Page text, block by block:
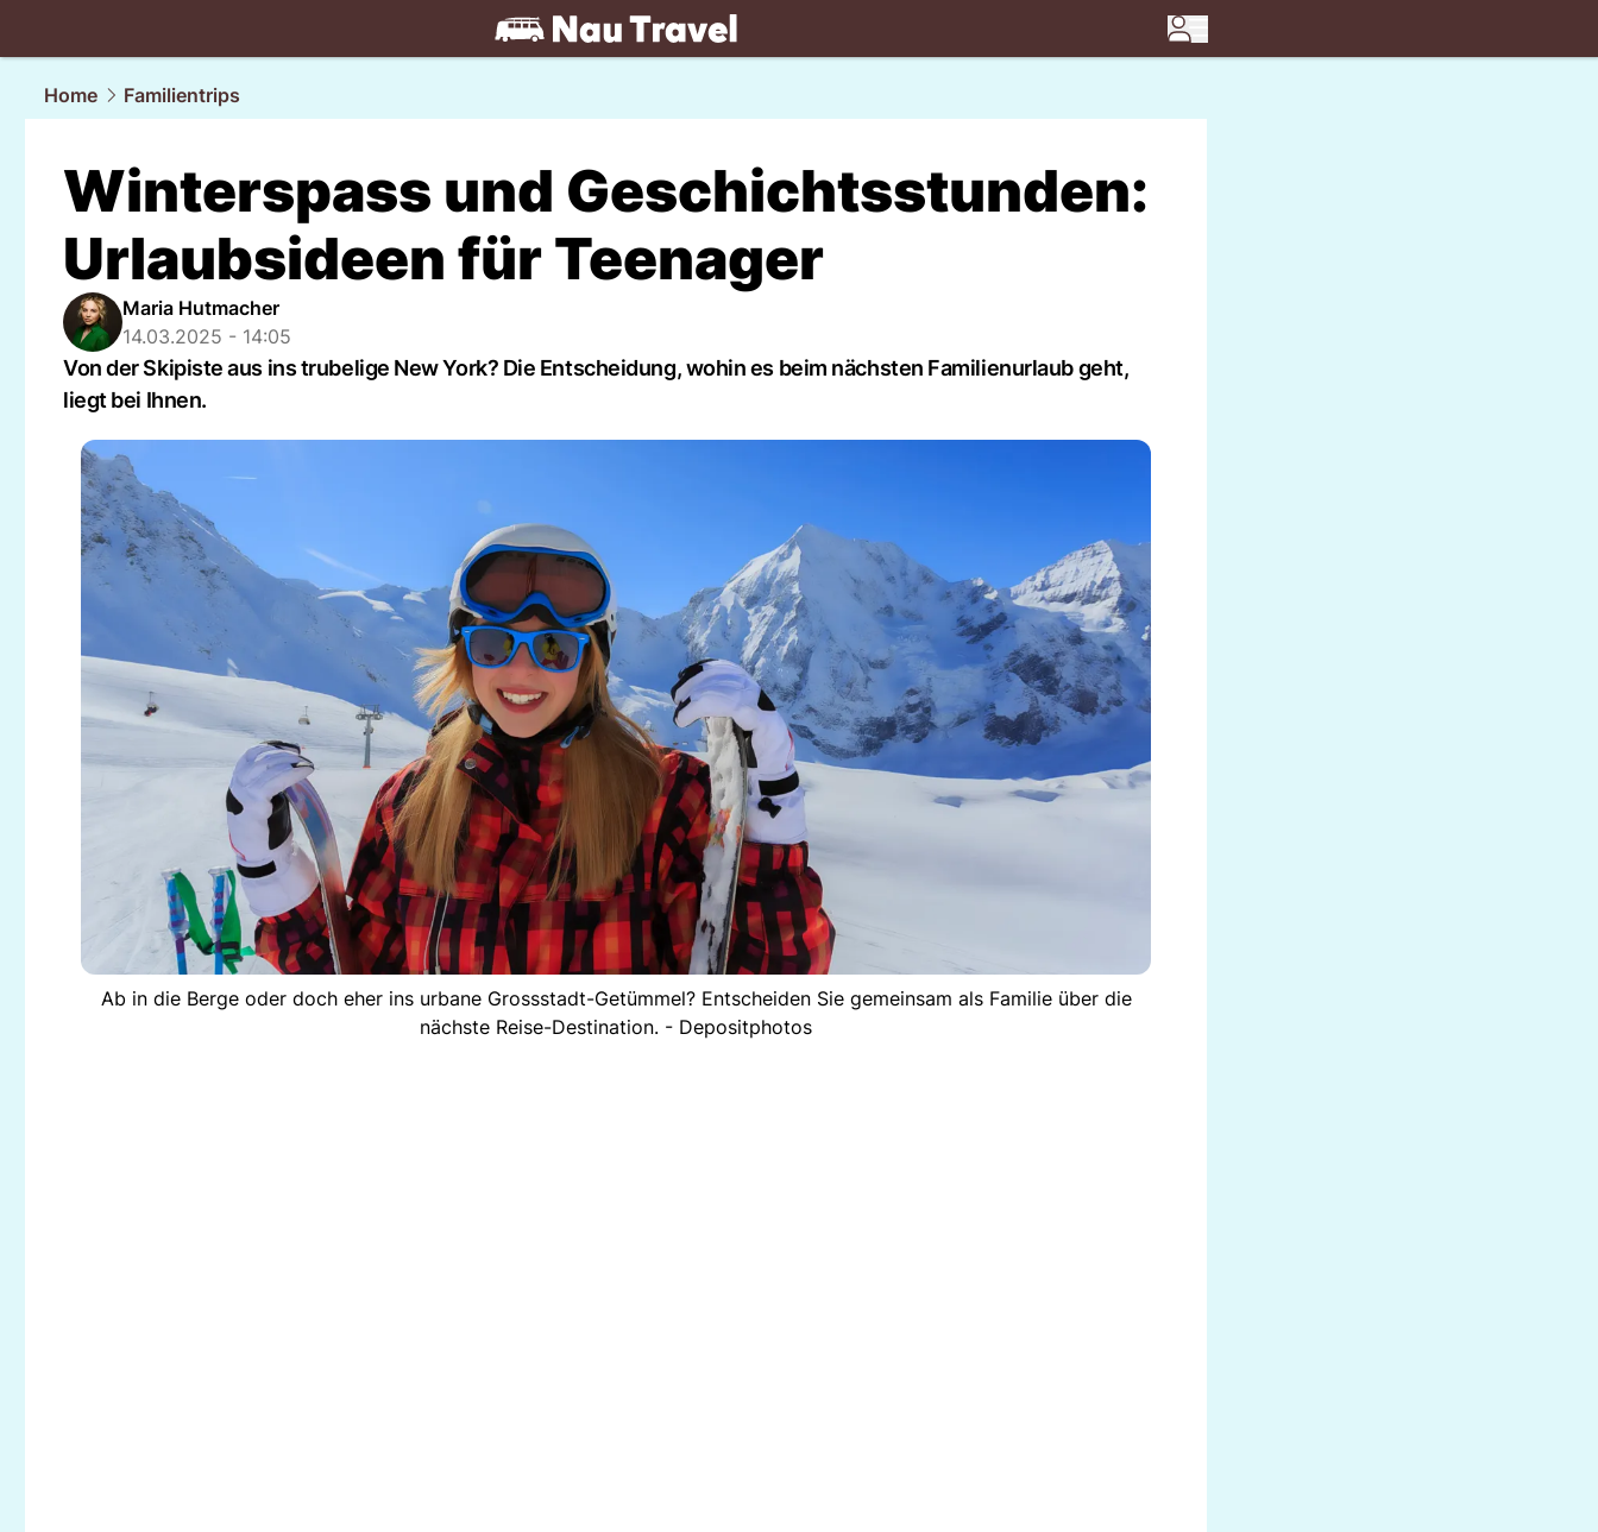
travel.NAU.ch
Home
Familientrips
Winterspass und Geschichtsstunden:
Urlaubsideen für Teenager
Maria Hutmacher
14.03.2025 - 14:05
Von der Skipiste aus ins trubelige New York? Die Entscheidung, wohin es beim nächsten Familienurlaub geht,
liegt bei Ihnen.
Ab in die Berge oder doch eher ins urbane Grossstadt-Getümmel? Entscheiden Sie gemeinsam als Familie über die
nächste Reise-Destination. - Depositphotos